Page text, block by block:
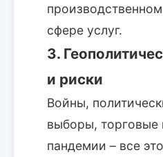
сфере услуг.
3.
и риски
Войны,
выборы, торговые
пандемии – все